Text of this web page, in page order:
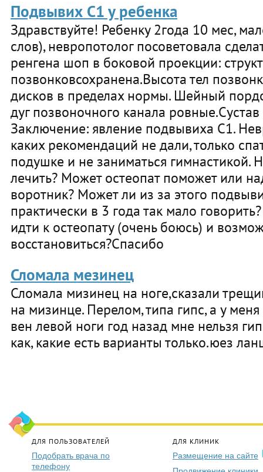
Подвывих С1 у ребенка
Здравствуйте! Ребенку 2года 10 мес,
слов), невропотолог посоветовала
ренгена шоп в боковой проекции:
позвонковсохранена.Высота тел
дисков в пределах нормы. Шейный
дуг позвоночного канала
Заключение: явление подвывиха С1.
каких рекомендаций не дали, только
подушке и не заниматься гимнастикой.
лечить? Может остеопат поможет или
воротник? Может ли из за этого
практически в 3 года так мало
идти к остеопату (очень боюсь) и
восстановиться?Спасибо
Сломала мезинец
Сломала мизинец на ноге,сказали
на мизинце. Перелом, типа гипс, а у
вен левой ноги год назад мне нельзя
как, какие есть варианты только.юез
ДЛЯ ПОЛЬЗОВАТЕЛЕЙ
Подобрать врача по
телефону
ДЛЯ КЛИНИК
Размещение на сайте